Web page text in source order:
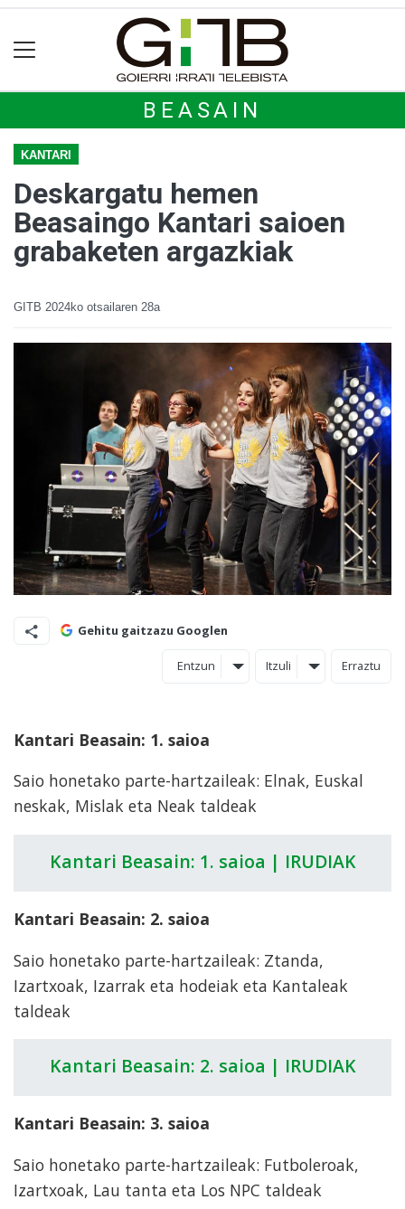
BEASAIN
KANTARI
Deskargatu hemen
Beasaingo Kantari saioen
grabaketen argazkiak
GITB 2024ko otsailaren 28a
Gehitu gaitzazu Googlen
Entzun Itzuli Erraztu
Kantari Beasain: 1. saioa
Saio honetako parte-hartzaileak: Elnak, Euskal
neskak, Mislak eta Neak taldeak
Kantari Beasain: 1. saioa | IRUDIAK
Kantari Beasain: 2. saioa
Saio honetako parte-hartzaileak: Ztanda,
Izartxoak, Izarrak eta hodeiak eta Kantaleak
taldeak
Kantari Beasain: 2. saioa | IRUDIAK
Kantari Beasain: 3. saioa
Saio honetako parte-hartzaileak: Futboleroak,
Izartxoak, Lau tanta eta Los NPC taldeak